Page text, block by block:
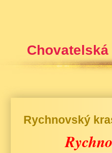
Rychnovský